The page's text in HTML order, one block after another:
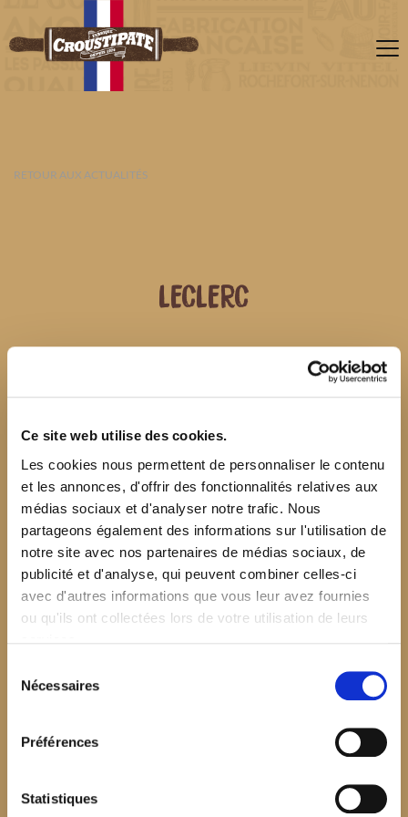
Ce site web utilise des cookies.
Les cookies nous permettent de personnaliser le contenu
et les annonces, d'offrir des fonctionnalités relatives aux
médias sociaux et d'analyser notre trafic. Nous
partageons également des informations sur l'utilisation de
notre site avec nos partenaires de médias sociaux, de
publicité et d'analyse, qui peuvent combiner celles-ci
avec d'autres informations que vous leur avez fournies
ou qu'ils ont collectées lors de votre utilisation de leurs
Nécessaires
Préférences
Statistiques
RETOUR AUX ACTUALITÉS
LECLERC